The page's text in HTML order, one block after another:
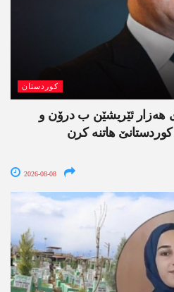
کوردستان
ھەزار ئێریشێن ب درۆن و
ھاتنە کرن
2026-08-08